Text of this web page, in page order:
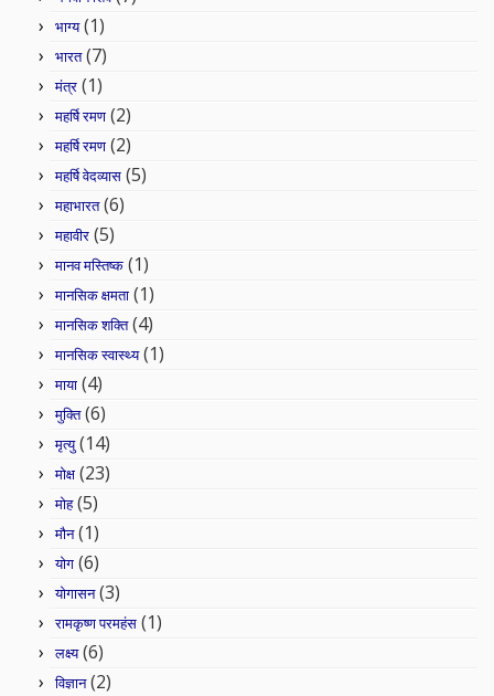
भाग्य(1)
भारत(7)
मंत्र (1)
महर्षि रमण (2)
महर्षि रमण (2)
महर्षि वेदव्यास (5)
महाभारत(6)
महावीर (5)
मानव मस्तिष्क (1)
मानसिक क्षमता (1)
मानसिक शक्ति(4)
मानसिक स्वास्थ्य(1)
माया (4)
मुक्ति(6)
मृत्यु(14)
मोक्ष (23)
मोह(5)
मौन(1)
योग (6)
योगासन(3)
रामकृष्ण परमहंस (1)
लक्ष्य(6)
विज्ञान(2)